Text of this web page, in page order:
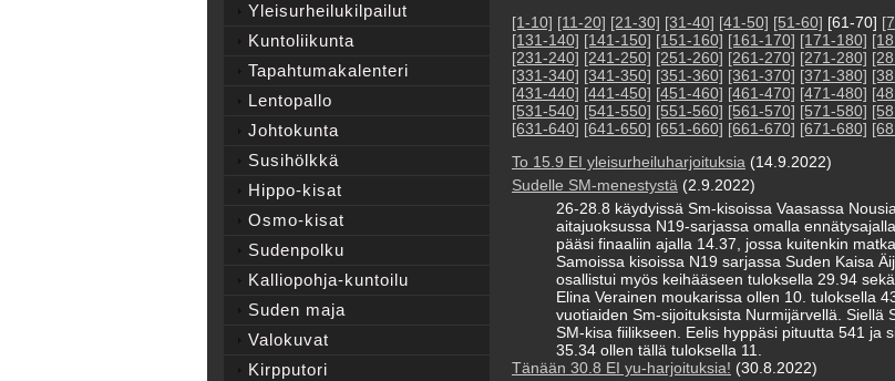
[1-10] [11-20] [21-30] [31-40] [41-50] [51-60] [61-70]
[131-140] [141-150] [151-160] [161-170] [171-180]
[231-240] [241-250] [251-260] [261-270] [271-280]
[331-340] [341-350] [351-360] [361-370] [371-380]
[431-440] [441-450] [451-460] [461-470] [471-480]
[531-540] [541-550] [551-560] [561-570] [571-580]
[631-640] [641-650] [651-660] [661-670] [671-680]
To 15.9 EI yleisurheiluharjoituksia (14.9.2022)
Sudelle SM-menestystä (2.9.2022)
26-28.8 käydyissä Sm-kisoissa Vaasassa
aitajuoksussa N19-sarjassa omalla
pääsi finaaliin ajalla 14.37, jossa kuitenkin
Samoissa kisoissa N19 sarjassa Suden Kaisa
osallistui myös keihääseen tuloksella 29.94
Elina Verainen moukarissa ollen 10. tuloksella
vuotiaiden Sm-sijoituksista Nurmijärvellä. Siellä
SM-kisa fiilikseen. Eelis hyppäsi pituutta 541 ja
35.34 ollen tällä tuloksella 11.
Tänään 30.8 EI yu-harjoituksia! (30.8.2022)
Yleisurheilukilpailut
Kuntoliikunta
Tapahtumakalenteri
Lentopallo
Johtokunta
Susihölkkä
Hippo-kisat
Osmo-kisat
Sudenpolku
Kalliopohja-kuntoilu
Suden maja
Valokuvat
Kirpputori